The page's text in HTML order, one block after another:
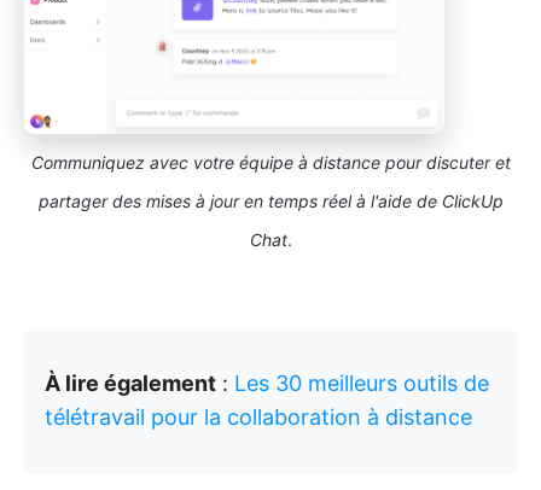
Communiquez avec votre équipe à distance pour discuter et
partager des mises à jour en temps réel à l'aide de ClickUp
Chat.
À lire également : Les 30 meilleurs outils de
télétravail pour la collaboration à distance